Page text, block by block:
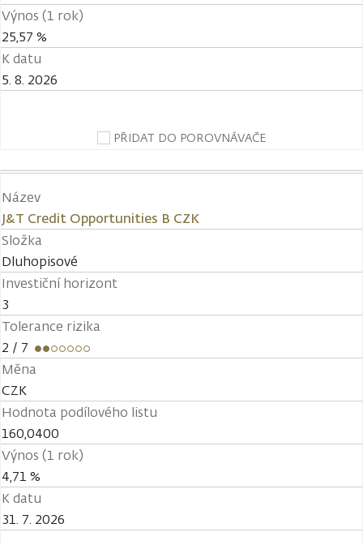
Výnos (1 rok)
25,57 %
K datu
5. 8. 2026
PŘIDAT DO POROVNÁVAČE
Název
J&T Credit Opportunities B CZK
Složka
Dluhopisové
Investiční horizont
3
Tolerance rizika
2 / 7
Měna
CZK
Hodnota podílového listu
160,0400
Výnos (1 rok)
4,71 %
K datu
31. 7. 2026